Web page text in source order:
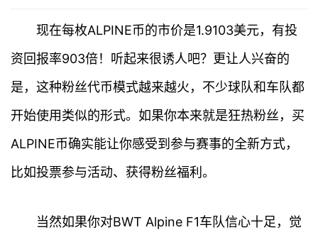
现在每枚ALPINE币的市价是1.9103美元，有投
资回报率903倍！听起来很诱人吧？更让人兴奋的
是，这种粉丝代币模式越来越火，不少球队和车队都
开始使用类似的形式。如果你本来就是狂热粉丝，买
ALPINE币确实能让你感受到参与赛事的全新方式，
比如投票参与活动、获得粉丝福利。
当然如果你对BWT Alpine F1车队信心十足，觉